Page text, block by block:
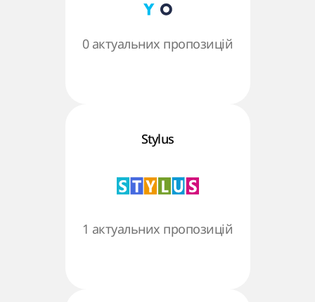
0 актуальних пропозицій
Stylus
1 актуальних пропозицій